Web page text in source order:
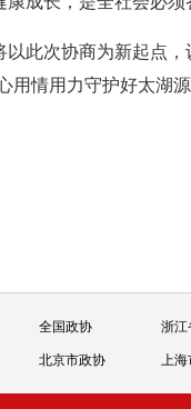
以此次协商为新起点，
用情用力守护好太湖
全国政协 浙江
北京市政协 上海